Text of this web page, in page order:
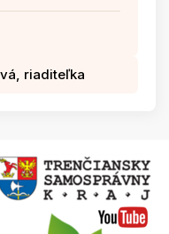
riaditeľka